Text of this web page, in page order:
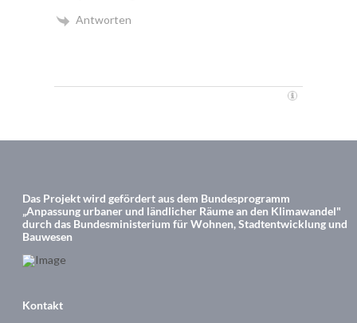
Antworten
Das Projekt wird gefördert aus dem Bundesprogramm
„Anpassung urbaner und ländlicher Räume an den Klimawandel"
durch das Bundesministerium für Wohnen, Stadtentwicklung und
Bauwesen
Kontakt